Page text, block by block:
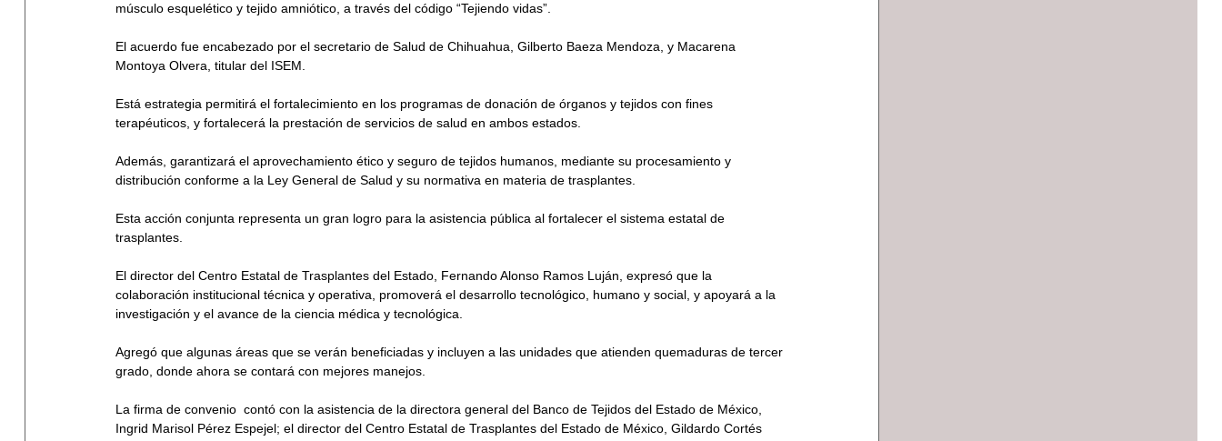
músculo esquelético y tejido amniótico, a través del código “Tejiendo vidas”.
El acuerdo fue encabezado por el secretario de Salud de Chihuahua, Gilberto Baeza Mendoza, y Macarena
Montoya Olvera, titular del ISEM.
Está estrategia permitirá el fortalecimiento en los programas de donación de órganos y tejidos con fines
terapéuticos, y fortalecerá la prestación de servicios de salud en ambos estados.
Además, garantizará el aprovechamiento ético y seguro de tejidos humanos, mediante su procesamiento y
distribución conforme a la Ley General de Salud y su normativa en materia de trasplantes.
Esta acción conjunta representa un gran logro para la asistencia pública al fortalecer el sistema estatal de
trasplantes.
El director del Centro Estatal de Trasplantes del Estado, Fernando Alonso Ramos Luján, expresó que la
colaboración institucional técnica y operativa, promoverá el desarrollo tecnológico, humano y social, y apoyará a la
investigación y el avance de la ciencia médica y tecnológica.
Agregó que algunas áreas que se verán beneficiadas y incluyen a las unidades que atienden quemaduras de tercer
grado, donde ahora se contará con mejores manejos.
La firma de convenio  contó con la asistencia de la directora general del Banco de Tejidos del Estado de México,
Ingrid Marisol Pérez Espejel; el director del Centro Estatal de Trasplantes del Estado de México, Gildardo Cortés